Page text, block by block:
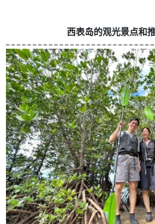
西表岛的观光景点和